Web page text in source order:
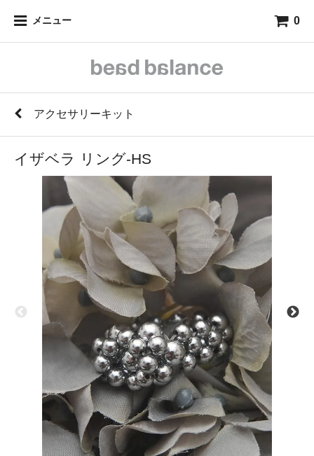
メニュー 0
アクセサリーキット
イザベラ リング-HS